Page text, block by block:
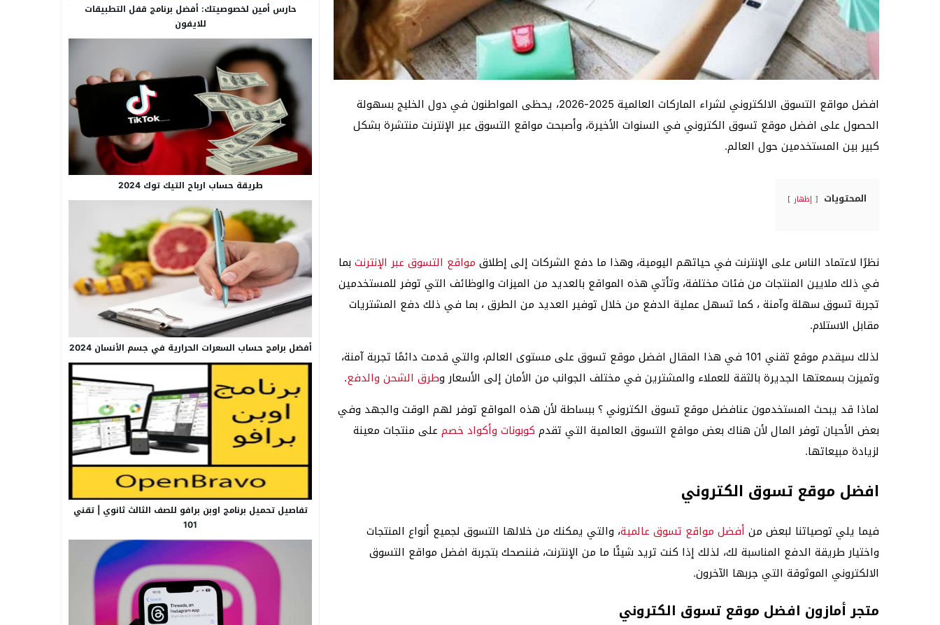
افضل مواقع التسوق الالكتروني لشراء الماركات العالمية 2025-2026، يحظى المواطنون في دول الخليج بسهولة
الحصول على افضل موقع تسوق الكتروني في السنوات الأخيرة، وأصبحت مواقع التسوق عبر الإنترنت منتشرة بشكل
كبير بين المستخدمين حول العالم.
المحتويات إظهار
نظرًا لاعتماد الناس على الإنترنت في حياتهم اليومية، وهذا ما دفع الشركات إلى إطلاق مواقع التسوق عبر الإنترنت بما
في ذلك ملايين المنتجات من فئات مختلفة، وتأتي هذه المواقع بالعديد من الميزات والوظائف التي توفر للمستخدمين
تجربة تسوق سهلة وآمنة ، كما تسهل عملية الدفع من خلال توفير العديد من الطرق ، بما في ذلك دفع المشتريات
مقابل الاستلام.
لذلك سيقدم موقع تقني 101 في هذا المقال افضل موقع تسوق على مستوى العالم، والتي قدمت دائمًا تجربة آمنة،
وتميزت بسمعتها الجديرة بالثقة للعملاء والمشترين في مختلف الجوانب من الأمان إلى الأسعار وطرق الشحن والدفع.
لماذا قد يبحث المستخدمون عنافضل موقع تسوق الكتروني ؟ ببساطة لأن هذه المواقع توفر لهم الوقت والجهد وفي
بعض الأحيان توفر المال لأن هناك بعض مواقع التسوق العالمية التي تقدم كوبونات وأكواد خصم على منتجات معينة
لزيادة مبيعاتها.
افضل موقع تسوق الكتروني
فيما يلي توصياتنا لبعض من أفضل مواقع تسوق عالمية، والتي يمكنك من خلالها التسوق لجميع أنواع المنتجات
واختيار طريقة الدفع المناسبة لك، لذلك إذا كنت تريد شيئًا ما من الإنترنت، فننصحك بتجربة افضل مواقع التسوق
الالكتروني الموثوقة التي جربها الآخرون.
متجر أمازون افضل موقع تسوق الكتروني
حارس أمين لخصوصيتك: أفضل برنامج قفل التطبيقات
للايفون
طريقة حساب ارباح التيك توك 2024
أفضل برامج حساب السعرات الحرارية في جسم الأنسان 2024
تفاصيل تحميل برنامج اوبن برافو للصف الثالث ثانوي | تقني
101